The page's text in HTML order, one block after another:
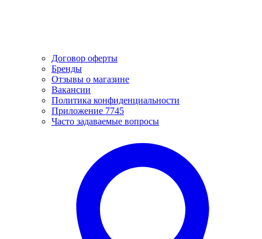
Договор оферты
Бренды
Отзывы о магазине
Вакансии
Политика конфиденциальности
Приложение 7745
Часто задаваемые вопросы